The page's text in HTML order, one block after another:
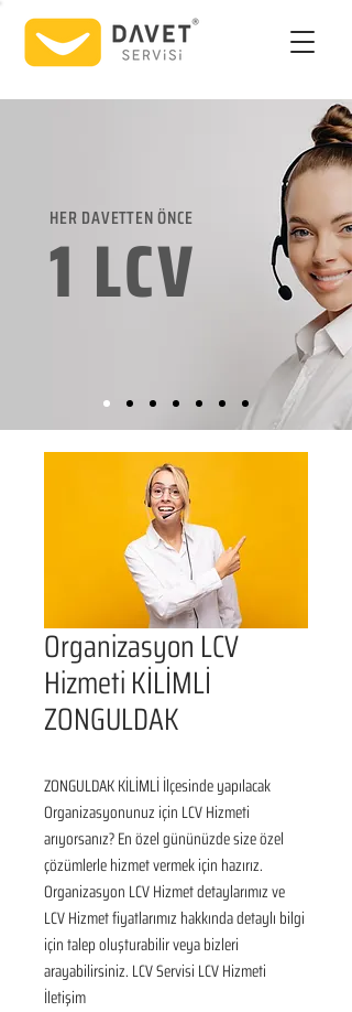
HER DAVETTEN ÖNCE
1 LCV
Organizasyon LCV
Hizmeti KİLİMLİ
ZONGULDAK
ZONGULDAK KİLİMLİ İlçesinde yapılacak
Organizasyonunuz için LCV Hizmeti
arıyorsanız? En özel gününüzde size özel
çözümlerle hizmet vermek için hazırız.
Organizasyon LCV Hizmet detaylarımız ve
LCV Hizmet fiyatlarımız hakkında detaylı bilgi
için talep oluşturabilir veya bizleri
arayabilirsiniz. LCV Servisi LCV Hizmeti
İletişim